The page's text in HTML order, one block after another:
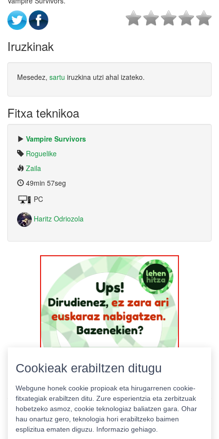
Iruzkinak
Mesedez, sartu iruzkina utzi ahal izateko.
Fitxa teknikoa
Vampire Survivors
Roguelike
Zaila
49min 57seg
PC
Haritz Odriozola
Cookieak erabiltzen ditugu
Webgune honek cookie propioak eta hirugarrenen cookie-
fitxategiak erabiltzen ditu. Zure esperientzia eta zerbitzuak
hobetzeko asmoz, cookie teknologiaz baliatzen gara. Ohar
hau onartuz gero, teknologia hori erabiltzeko baimen
esplizitua ematen diguzu. Informazio gehiago.